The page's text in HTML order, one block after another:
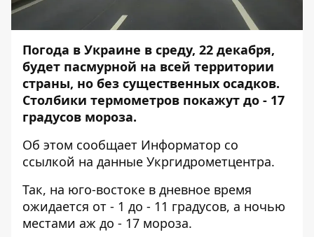
Погода в Украине в среду, 22 декабря,
будет пасмурной на всей территории
страны, но без существенных осадков.
Столбики термометров покажут до - 17
градусов мороза.
Об этом сообщает Информатор со
ссылкой на данные Укргидрометцентра.
Так, на юго-востоке в дневное время
ожидается от - 1 до - 11 градусов, а ночью
местами аж до - 17 мороза.